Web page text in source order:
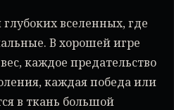
глубоких вселенных, где
В хорошей игре
каждое предательство
каждая победа или
в ткань большой